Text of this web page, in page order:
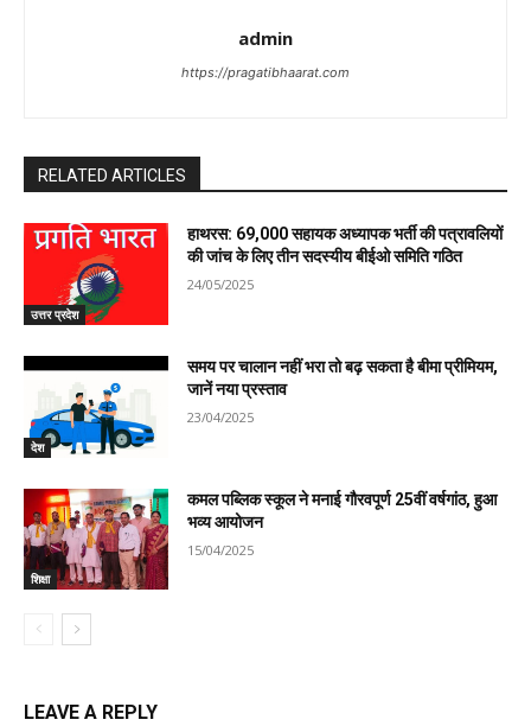
admin
https://pragatibhaarat.com
RELATED ARTICLES
उत्तर प्रदेश
हाथरस: 69,000 सहायक अध्यापक भर्ती की पत्रावलियों
की जांच के लिए तीन सदस्यीय बीईओ समिति गठित
24/05/2025
देश
समय पर चालान नहीं भरा तो बढ़ सकता है बीमा प्रीमियम,
जानें नया प्रस्ताव
23/04/2025
शिक्षा
कमल पब्लिक स्कूल ने मनाई गौरवपूर्ण 25वीं वर्षगांठ, हुआ
भव्य आयोजन
15/04/2025
LEAVE A REPLY